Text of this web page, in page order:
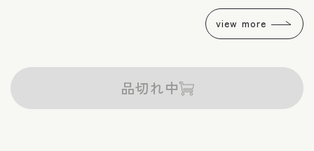
更にこだわったのが、味付けのレモンスープ。
希少な瀬戸内産のレモンの果汁を使用。いわし特有の臭
みを感じさせない、さらりとした、それでいてまろやか
価
格
view more
品切れ中
商品